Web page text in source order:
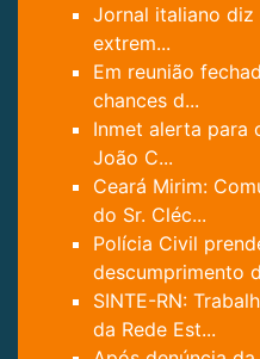
Jornal italiano diz
extrem...
Em reunião
chances d...
Inmet alerta para
João C...
Ceará Mirim:
do Sr. Cléc...
Polícia Civil
descumprimento
SINTE-RN:
da Rede Est...